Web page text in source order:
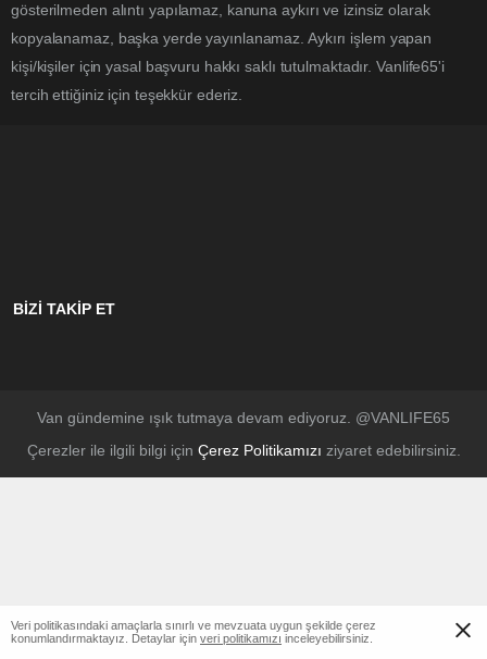
gösterilmeden alıntı yapılamaz, kanuna aykırı ve izinsiz olarak
kopyalanamaz, başka yerde yayınlanamaz. Aykırı işlem yapan
kişi/kişiler için yasal başvuru hakkı saklı tutulmaktadır. Vanlife65'i
tercih ettiğiniz için teşekkür ederiz.
BİZİ TAKİP ET
Van gündemine ışık tutmaya devam ediyoruz. @VANLIFE65
Çerezler ile ilgili bilgi için Çerez Politikamızı ziyaret edebilirsiniz.
Veri politikasındaki amaçlarla sınırlı ve mevzuata uygun şekilde çerez
konumlandırmaktayız. Detaylar için veri politikamızı inceleyebilirsiniz.